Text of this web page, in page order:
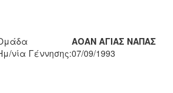
ΑΟΑΝ ΑΓΙΑΣ ΝΑΠΑΣ
νία Γέννησης:07/09/1993